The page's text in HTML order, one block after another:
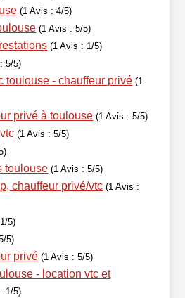
(1 Avis : 4/5)
(1 Avis : 5/5)
(1 Avis : 1/5)
5/5)
toulouse - chauffeur privé (1
privé à toulouse (1 Avis : 5/5)
(1 Avis : 5/5)
toulouse (1 Avis : 5/5)
chauffeur privé/vtc (1 Avis :
5)
5)
privé (1 Avis : 5/5)
- location vtc et
1/5)